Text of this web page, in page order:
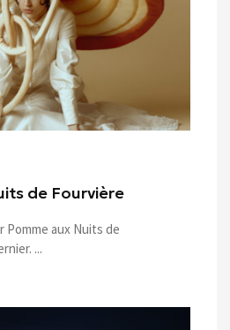
de Fourvière
Pomme aux Nuits de
...